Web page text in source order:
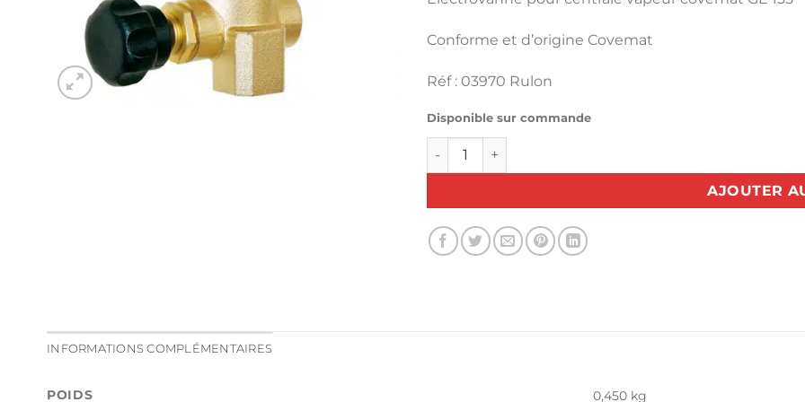
Conforme et d’origine Covemat
Réf : 03970 Rulon
Disponible sur commande
quantité de Electrovanne vapeur 1/4 Rulon Covemat 230V
AJOUTER
INFORMATIONS COMPLÉMENTAIRES
POIDS
0,450 kg